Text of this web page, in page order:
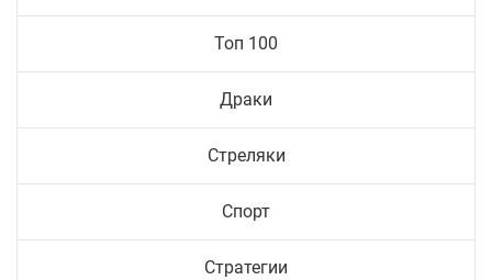
Топ 100
Драки
Стреляки
Спорт
Стратегии